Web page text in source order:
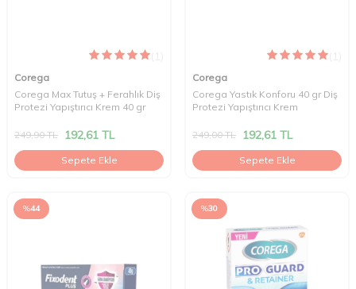
Corega
Corega Max Tutuş + Ferahlık Diş
Protezi Yapıştırıcı Krem 40 gr
249,90TL 192,61 TL
Sepete Ekle
Corega
Corega Yastık Konforu 40 gr Diş
Protezi Yapıştırıcı Krem
249,00TL 192,61 TL
Sepete Ekle
%44 %30